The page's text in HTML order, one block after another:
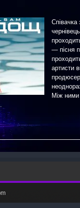
Співачка
— пісня
артисти
Між ними